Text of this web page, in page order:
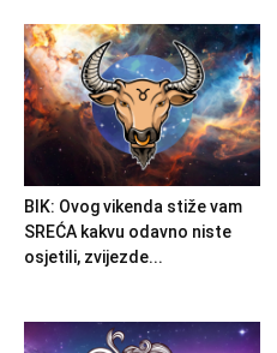
BIK: Ovog vikenda stiže vam
SREĆA kakvu odavno niste
osjetili, zvijezde...